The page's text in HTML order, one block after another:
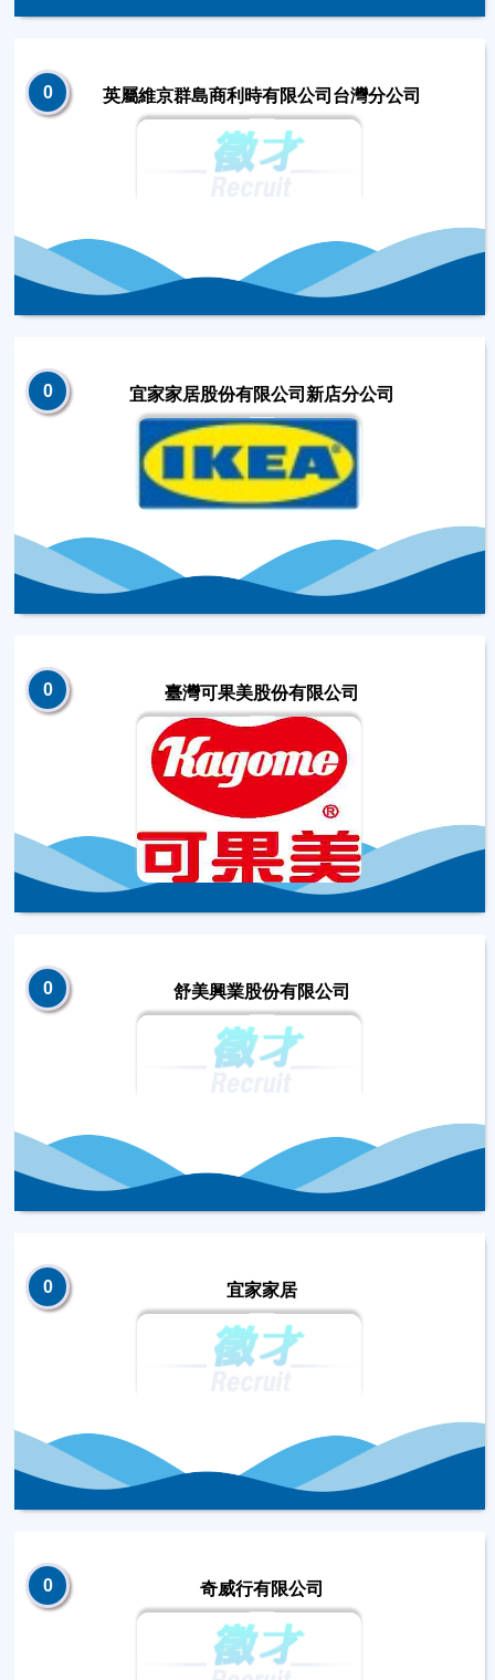
0 英屬維京群島商利時有限公司台灣分公司
0 宜家家居股份有限公司新店分公司
0 臺灣可果美股份有限公司
0 舒美興業股份有限公司
0 宜家家居
0 奇威行有限公司